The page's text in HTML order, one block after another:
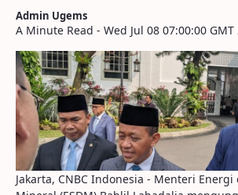
Admin Ugems
A Minute Read - Wed Jul 08 07:00:00 GMT
Jakarta, CNBC Indonesia - Menteri Energi